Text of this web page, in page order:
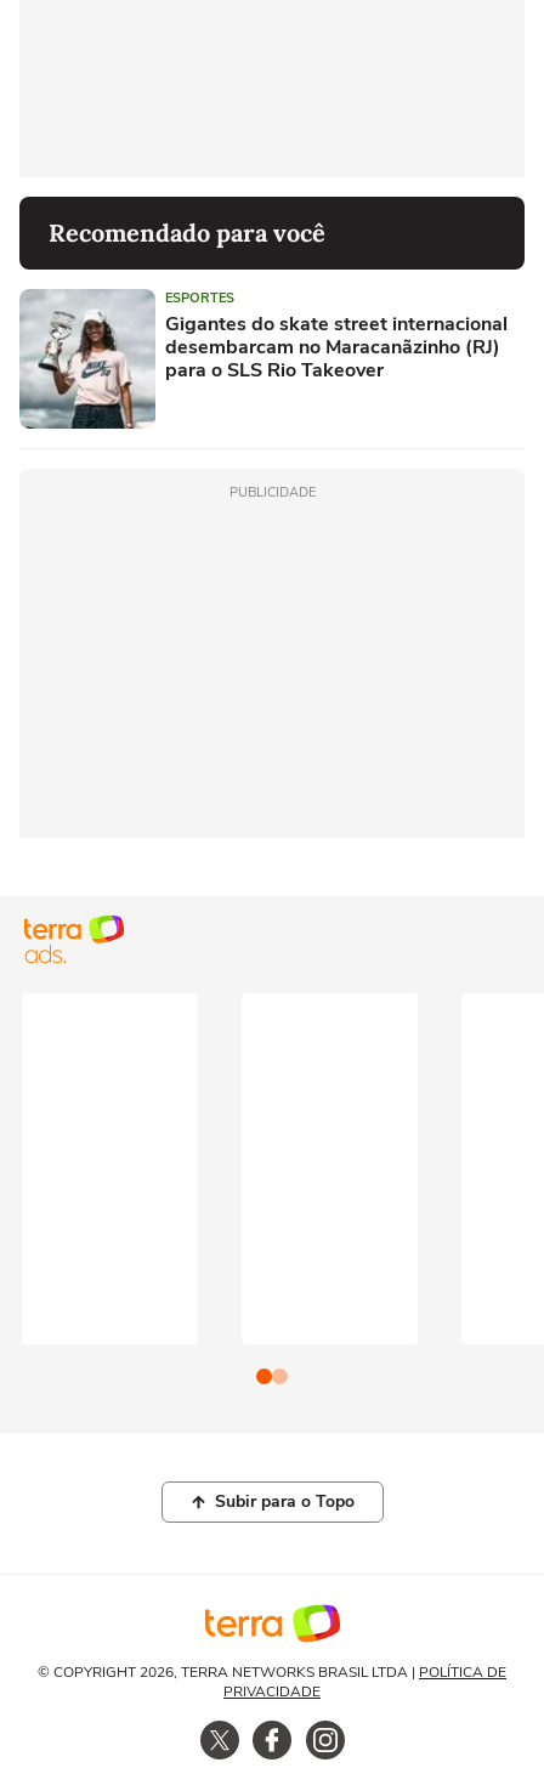
Recomendado para você
ESPORTES
Gigantes do skate street internacional
desembarcam no Maracanãzinho (RJ)
para o SLS Rio Takeover
PUBLICIDADE
Subir para o Topo
© COPYRIGHT 2026, TERRA NETWORKS BRASIL LTDA | POLÍTICA DE
PRIVACIDADE